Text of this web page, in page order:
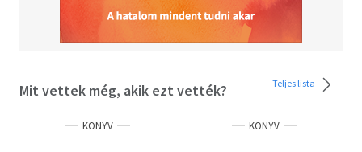
tapasztalataiból tanuljon és állhatatosság, hogy
gyakorlással elsajátítsa a sikeres cselekvés technikáját. Ez
a könyv nélkülözhetetlen útitárs ebben. Vissza
Bevezetés 7
Ismerkedj meg a legfontosabb élő személlyel! 13
Mit vettek még, akik ezt vették? Teljes lista
KÖNYV KÖNYV